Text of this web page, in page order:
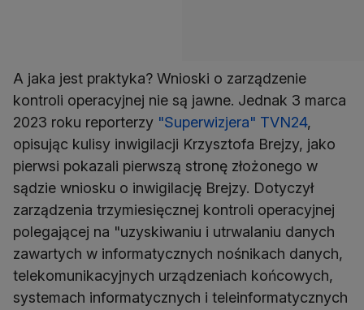
A jaka jest praktyka? Wnioski o zarządzenie
kontroli operacyjnej nie są jawne. Jednak 3 marca
2023 roku reporterzy "Superwizjera" TVN24,
opisując kulisy inwigilacji Krzysztofa Brejzy, jako
pierwsi pokazali pierwszą stronę złożonego w
sądzie wniosku o inwigilację Brejzy. Dotyczył
zarządzenia trzymiesięcznej kontroli operacyjnej
polegającej na "uzyskiwaniu i utrwalaniu danych
zawartych w informatycznych nośnikach danych,
telekomunikacyjnych urządzeniach końcowych,
systemach informatycznych i teleinformatycznych